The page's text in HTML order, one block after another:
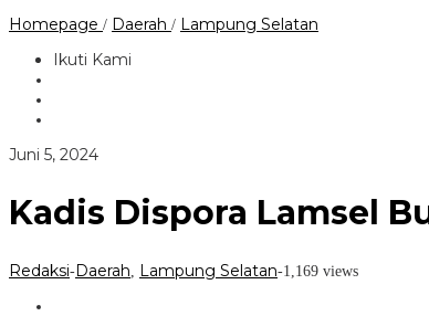
Homepage / Daerah / Lampung Selatan
Ikuti Kami
Juni 5, 2024oleh
Kadis Dispora Lamsel
Redaksi-Daerah Lampung Selatan-1,169 views